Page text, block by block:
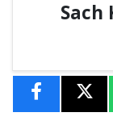
Sach